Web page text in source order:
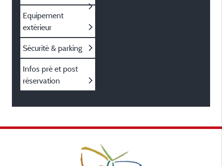
Equipement
extérieur
Sécurité & parking
Infos pré et post
réservation